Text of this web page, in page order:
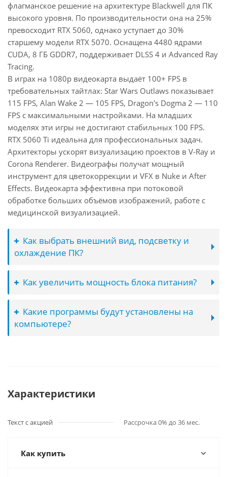
флагманское решение на архитектуре Blackwell для ПК
высокого уровня. По производительности она на 25%
превосходит RTX 5060, однако уступает до 30%
старшему модели RTX 5070. Оснащена 4480 ядрами
CUDA, 8 ГБ GDDR7, поддерживает DLSS 4 и Advanced Ray
Tracing.
В играх на 1080p видеокарта выдаёт 100+ FPS в
требовательных тайтлах: Star Wars Outlaws показывает
115 FPS, Alan Wake 2 — 105 FPS, Dragon's Dogma 2 — 110
FPS с максимальными настройками. На младших
моделях эти игры не достигают стабильных 100 FPS.
RTX 5060 Ti идеальна для профессиональных задач.
Архитекторы ускорят визуализацию проектов в V-Ray и
Corona Renderer. Видеографы получат мощный
инструмент для цветокоррекции и VFX в Nuke и After
Effects. Видеокарта эффективна при потоковой
обработке больших объёмов изображений, работе с
медицинской визуализацией.
Как выбрать внешний вид, подсветку и
охлаждение ПК?
Как увеличить мощность блока питания?
Какие программы будут установлены на
компьютере?
Характеристики
Текст с акцией Рассрочка 0% до 36 мес.
Как купить